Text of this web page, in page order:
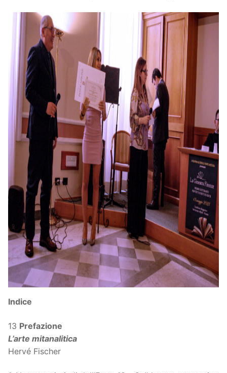
Indice
13 Prefazione
L’arte mitanalitica
Hervé Fischer